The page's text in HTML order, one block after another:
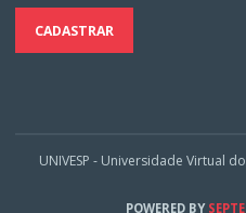
UNIVESP - Universidade Virtual
POWERED BY